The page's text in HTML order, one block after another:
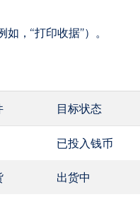
，“打印收据”）。
目标状态
已投入钱币
出货中